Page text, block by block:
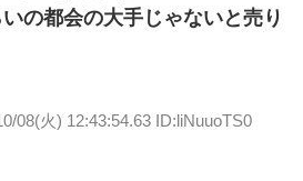
の都会の大手じゃないと売り
08(火) 12:43:54.63 ID:liNuuoTS0